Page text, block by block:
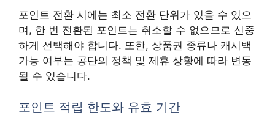
포인트 전환 시에는 최소 전환 단위가 있을 수 있으
며, 한 번 전환된 포인트는 취소할 수 없으므로 신중
하게 선택해야 합니다. 또한, 상품권 종류나 캐시백
가능 여부는 공단의 정책 및 제휴 상황에 따라 변동
될 수 있습니다.
포인트 적립 한도와 유효 기간